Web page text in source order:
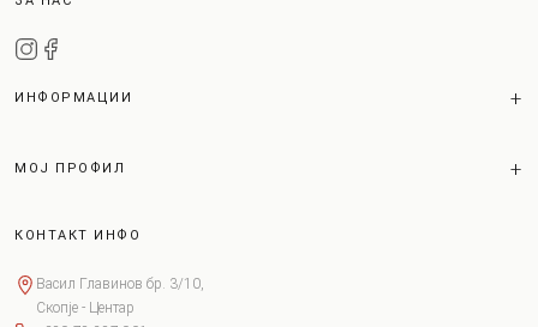
ИНФОРМАЦИИ
МОЈ ПРОФИЛ
КОНТАКТ ИНФО
Васил Главинов бр. 3/10,
Скопје - Центар